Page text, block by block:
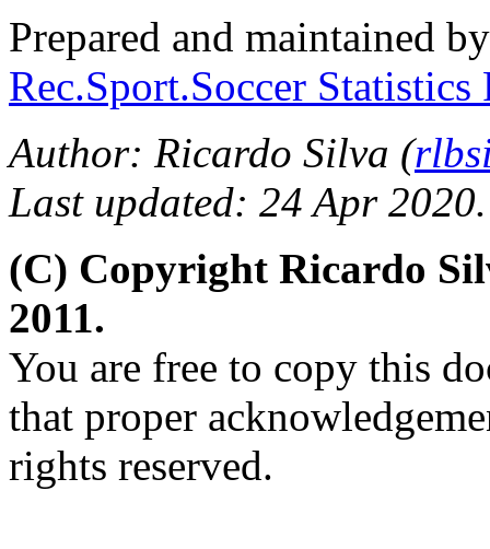
Prepared and maintained
Rec.Sport.Soccer
Author: Ricardo Silva (
Last updated: 24 Apr 2020.
(C) Copyright Ricardo
2011.
You are free to copy this
that proper
rights reserved.